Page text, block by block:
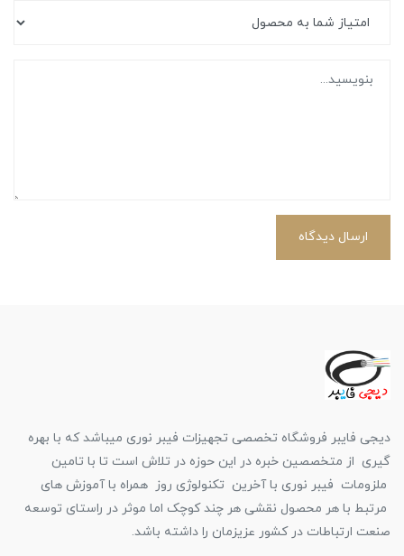
ارسال دیدگاه
دیجی فایبر فروشگاه تخصصی تجهیزات فیبر نوری میباشد که با بهره
گیری از متخصصین خبره در این حوزه در تلاش است تا با تامین
ملزومات فیبر نوری با آخرین تکنولوژی روز همراه با آموزش های
مرتبط با هر محصول نقشی هر چند کوچک اما موثر در راستای توسعه
صنعت ارتباطات در کشور عزیزمان را داشته باشد.